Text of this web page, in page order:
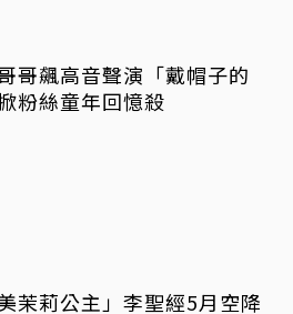
哥飆高音聲演「戴帽子的
粉絲童年回憶殺
美茉莉公主」李聖經5月空降